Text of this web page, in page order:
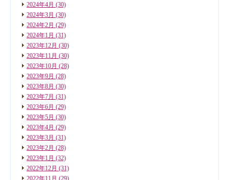
2024年4月 (30)
2024年3月 (30)
2024年2月 (29)
2024年1月 (31)
2023年12月 (30)
2023年11月 (30)
2023年10月 (28)
2023年9月 (28)
2023年8月 (30)
2023年7月 (31)
2023年6月 (29)
2023年5月 (30)
2023年4月 (29)
2023年3月 (31)
2023年2月 (28)
2023年1月 (32)
2022年12月 (31)
2022年11月 (29)